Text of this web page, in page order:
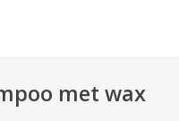
met wax